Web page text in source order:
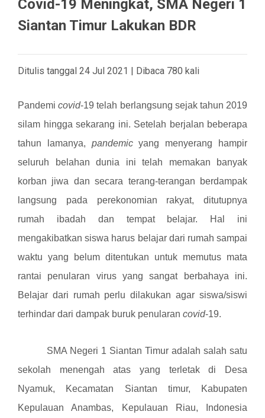
Covid-19 Meningkat, SMA Negeri 1
Siantan Timur Lakukan BDR
Ditulis tanggal 24 Jul 2021 | Dibaca 780 kali
Pandemicovid-19 telah berlangsung sejak tahun 2019
silam hingga sekarang ini. Setelah berjalan beberapa
tahun lamanya, pandemicyang menyerang hampir
seluruh belahan dunia ini telah memakan banyak
korban jiwa dan secara terang-terangan berdampak
langsung pada perekonomian rakyat, ditutupnya
rumah ibadah dan tempat belajar. Hal ini
mengakibatkan siswa harus belajar dari rumah sampai
waktu yang belum ditentukan untuk memutus mata
rantai penularan virus yang sangat berbahaya ini.
Belajar dari rumah perlu dilakukan agar siswa/siswi
terhindar dari dampak buruk penularan covid-19.
SMA Negeri 1 Siantan Timur adalah salah satu
sekolah menengah atas yang terletak di Desa
Nyamuk, Kecamatan Siantan timur, Kabupaten
Kepulauan Anambas, Kepulauan Riau, Indonesia